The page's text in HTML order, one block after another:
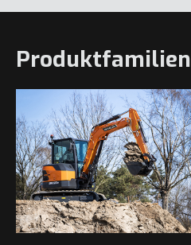
Produktfamilien